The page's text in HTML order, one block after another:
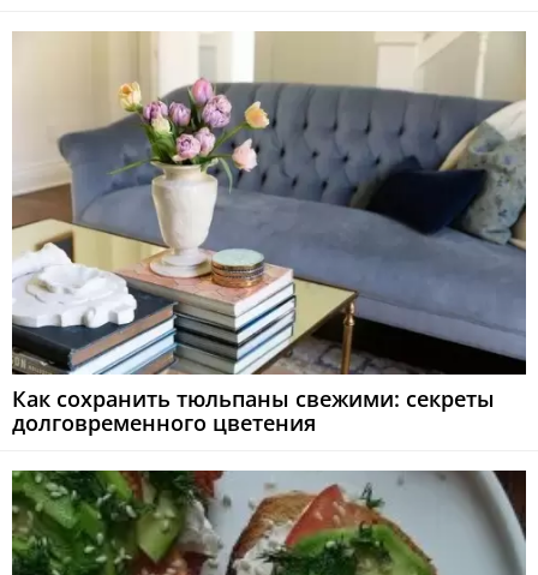
Как сохранить тюльпаны свежими: секреты
долговременного цветения